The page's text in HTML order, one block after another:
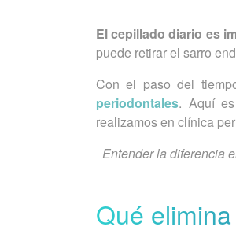
El cepillado diario es
puede retirar el sarro
Con el paso del
periodontales. Aquí
realizamos en clínica
Entender la diferencia
Qué